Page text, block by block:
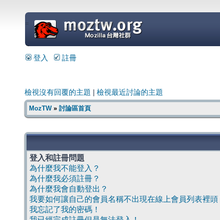
=
登入 註冊
檢視沒有回覆的主題 檢視最近討論的主題
MozTW» 討論區首頁
登入和註冊問題
為什麼我不能登入？
為什麼我必須註冊？
為什麼我會自動登出？
我要如何讓自己的會員名稱不出現在線上會員列表裡頭
我忘記了我的密碼！